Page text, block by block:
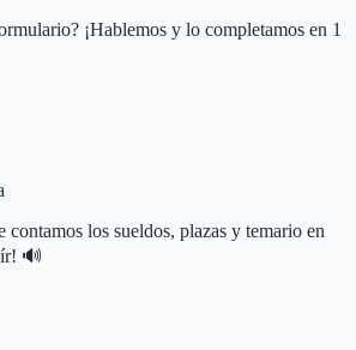
¡Hablemos y lo completamos en 1
contamos los sueldos, plazas y temario en
🔊